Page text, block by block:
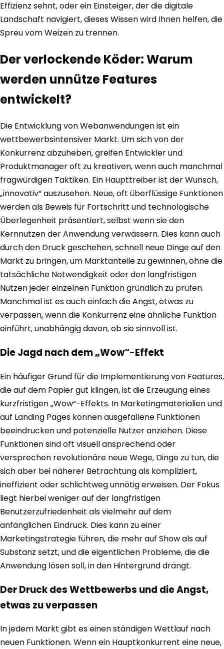
Effizienz sehnt, oder ein Einsteiger, der die digitale
Landschaft navigiert, dieses Wissen wird Ihnen helfen, die
Spreu vom Weizen zu trennen.
Der verlockende Köder: Warum
werden unnütze Features
entwickelt?
Die Entwicklung von Webanwendungen ist ein
wettbewerbsintensiver Markt. Um sich von der
Konkurrenz abzuheben, greifen Entwickler und
Produktmanager oft zu kreativen, wenn auch manchmal
fragwürdigen Taktiken. Ein Haupttreiber ist der Wunsch,
„innovativ“ auszusehen. Neue, oft überflüssige Funktionen
werden als Beweis für Fortschritt und technologische
Überlegenheit präsentiert, selbst wenn sie den
Kernnutzen der Anwendung verwässern. Dies kann auch
durch den Druck geschehen, schnell neue Dinge auf den
Markt zu bringen, um Marktanteile zu gewinnen, ohne die
tatsächliche Notwendigkeit oder den langfristigen
Nutzen jeder einzelnen Funktion gründlich zu prüfen.
Manchmal ist es auch einfach die Angst, etwas zu
verpassen, wenn die Konkurrenz eine ähnliche Funktion
einführt, unabhängig davon, ob sie sinnvoll ist.
Die Jagd nach dem „Wow“-Effekt
Ein häufiger Grund für die Implementierung von Features,
die auf dem Papier gut klingen, ist die Erzeugung eines
kurzfristigen „Wow“-Effekts. In Marketingmaterialien und
auf Landing Pages können ausgefallene Funktionen
beeindrucken und potenzielle Nutzer anziehen. Diese
Funktionen sind oft visuell ansprechend oder
versprechen revolutionäre neue Wege, Dinge zu tun, die
sich aber bei näherer Betrachtung als kompliziert,
ineffizient oder schlichtweg unnötig erweisen. Der Fokus
liegt hierbei weniger auf der langfristigen
Benutzerzufriedenheit als vielmehr auf dem
anfänglichen Eindruck. Dies kann zu einer
Marketingstrategie führen, die mehr auf Show als auf
Substanz setzt, und die eigentlichen Probleme, die die
Anwendung lösen soll, in den Hintergrund drängt.
Der Druck des Wettbewerbs und die Angst,
etwas zu verpassen
In jedem Markt gibt es einen ständigen Wettlauf nach
neuen Funktionen. Wenn ein Hauptkonkurrent eine neue,